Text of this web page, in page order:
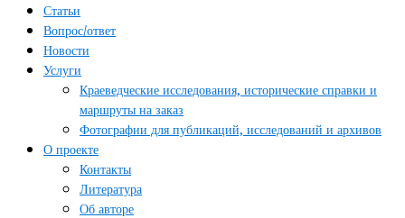
Статьи
Вопрос/ответ
Новости
Услуги
Краеведческие исследования, исторические справки и
маршруты на заказ
Фотографии для публикаций, исследований и архивов
О проекте
Контакты
Литература
Об авторе